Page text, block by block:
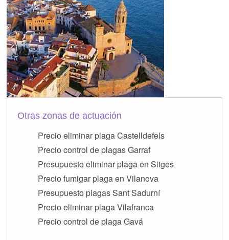
Otras zonas de actuación
Precio eliminar plaga Castelldefels
Precio control de plagas Garraf
Presupuesto eliminar plaga en Sitges
Precio fumigar plaga en Vilanova
Presupuesto plagas Sant Sadurní
Precio eliminar plaga Vilafranca
Precio control de plaga Gavá